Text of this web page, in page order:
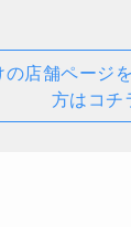
の店舗ページ
方はコチ